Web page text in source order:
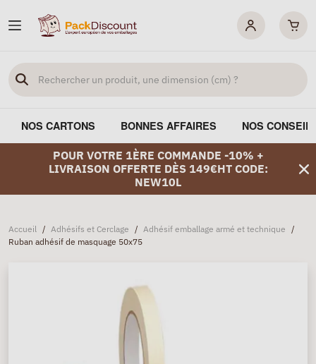
NOS CARTONS BONNES AFFAIRES NOS
POUR VOTRE 1ÈRE COMMANDE -10% +
LIVRAISON OFFERTE DÈS 149€HT CODE:
NEW10L
Accueil / Adhésifs et Cerclage / Adhésif emballage armé et technique /
Ruban adhésif de masquage 50x75